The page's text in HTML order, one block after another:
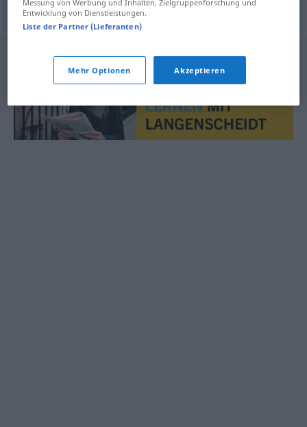
© Princeton University
Messung von Werbung und Inhalten, Zielgruppenforschung und
Entwicklung von Dienstleistungen.
Liste der Partner (Lieferanten)
Mehr Optionen Akzeptieren